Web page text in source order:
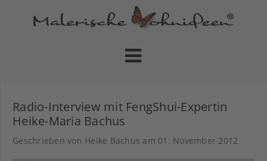
Radio-Interview mit FengShui-Expertin
Heike-Maria Bachus
Geschrieben von Heike Bachus am 01. November 2012